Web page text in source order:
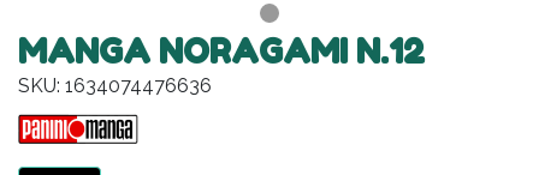
MANGA NORAGAMI N.12
SKU: 1634074476636